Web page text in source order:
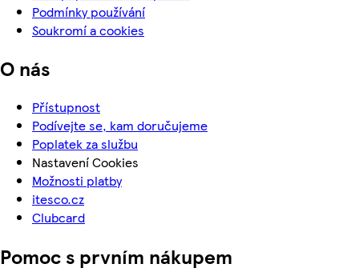
Podmínky používání
Soukromí a cookies
O nás
Přístupnost
Podívejte se, kam doručujeme
Poplatek za službu
Nastavení Cookies
Možnosti platby
itesco.cz
Clubcard
Pomoc s prvním nákupem